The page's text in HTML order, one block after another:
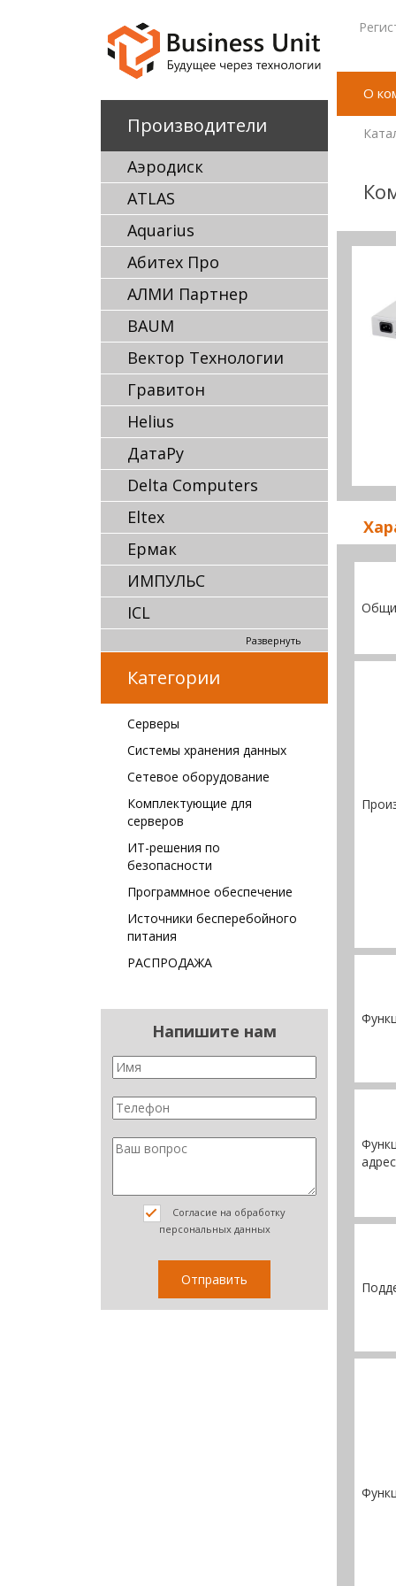
Производители
Аэродиск
ATLAS
Aquarius
Абитех Про
АЛМИ Партнер
BAUM
Вектор Технологии
Гравитон
Helius
ДатаРу
Delta Computers
Eltex
Ермак
ИМПУЛЬС
ICL
Развернуть
Категории
Серверы
Системы хранения данных
Сетевое оборудование
Комплектующие для
серверов
ИТ-решения по
безопасности
Программное обеспечение
Источники бесперебойного
питания
РАСПРОДАЖА
Напишите нам
Согласие на обработку
персональных данных
О